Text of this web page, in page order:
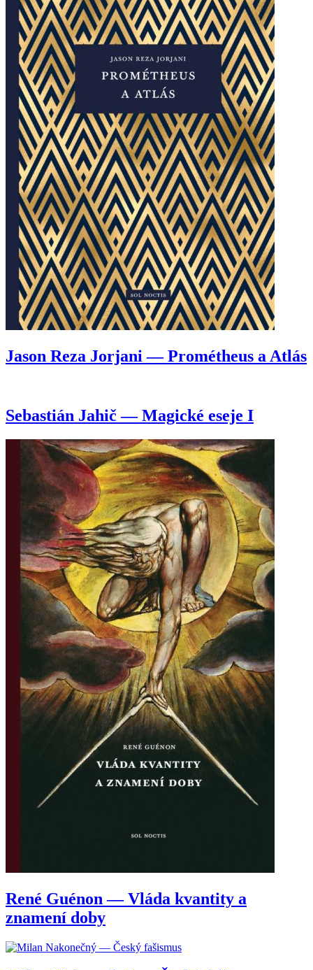
Jason Reza Jorjani — Prométheus a Atlás
Sebastián Jahič — Magické eseje I
René Guénon — Vláda kvantity a
znamení doby